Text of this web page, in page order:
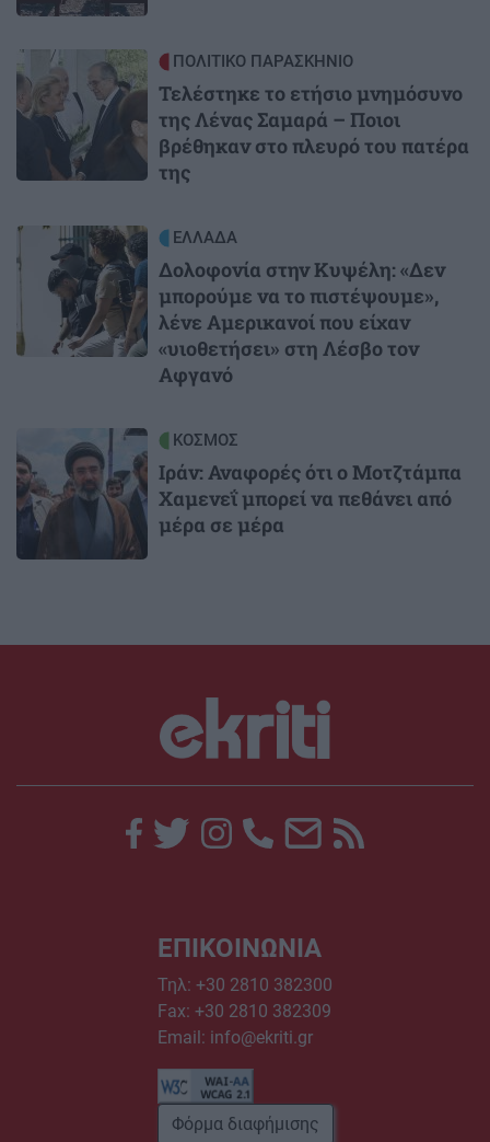
Image ΠΟΛΙΤΙΚΟ ΠΑΡΑΣΚΗΝΙΟ
Τελέστηκε το ετήσιο μνημόσυνο
της Λένας Σαμαρά – Ποιοι
βρέθηκαν στο πλευρό του πατέρα
της
Image ΕΛΛΑΔΑ
Δολοφονία στην Κυψέλη: «Δεν
μπορούμε να το πιστέψουμε»,
λένε Αμερικανοί που είχαν
«υιοθετήσει» στη Λέσβο τον
Αφγανό
ΚΟΣΜΟΣ
Ιράν: Αναφορές ότι ο Μοτζτάμπα
Χαμενεΐ μπορεί να πεθάνει από
μέρα σε μέρα
ΕΠΙΚΟΙΝΩΝΙΑ
Τηλ: +30 2810 382300
Fax: +30 2810 382309
Email: info@ekriti.gr
Φόρμα διαφήμισης